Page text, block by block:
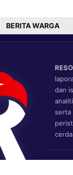
BERITA WARGA
dan
serta